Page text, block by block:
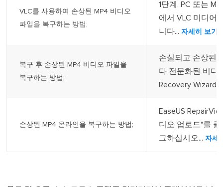
VLC를 사용하여 손상된 MP4 비디오
파일을 복구하는 방법;
1단계. PC 또는
에서 VLC 미디어
니다... 자세히 보기
복구 후 손상된 MP4 비디오 파일을
복구하는 방법;
손실되고 손상된
다 전문화된 비디
Recovery Wizard
손상된 MP4 온라인을 복구하는 방법;
EaseUS
디오 업로드"를
그하십시오... 자세